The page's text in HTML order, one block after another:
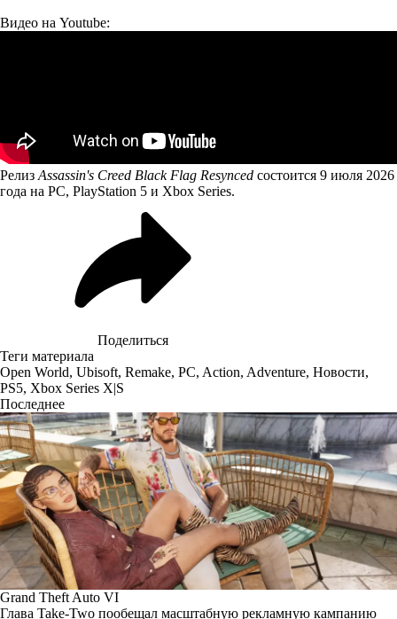
Видео на Youtube:
Релиз Assassin's Creed Black Flag Resynced состоится 9 июля 2026
года на PC, PlayStation 5 и Xbox Series.
Поделиться
Теги материала
Open World, Ubisoft, Remake, PC, Action, Adventure, Новости,
PS5, Xbox Series X|S
Последнее
Grand Theft Auto VI
Глава Take-Two пообещал масштабную рекламную кампанию